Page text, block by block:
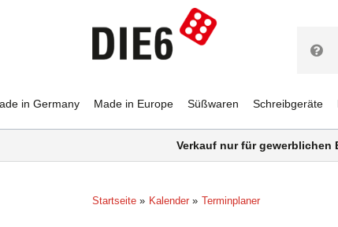
in Germany Made in Europe Süßwaren Schreibgeräte
Verkauf nur für gewerblichen
Startseite Kalender Terminplaner